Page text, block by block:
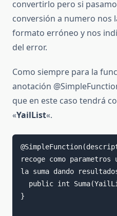
convertirlo pero si
conversión a numero nos
formato erróneo y nos
del error.
Como siempre para la
anotación
que en este caso tendrá
«YailList«.
recoge como
la suma dando
}